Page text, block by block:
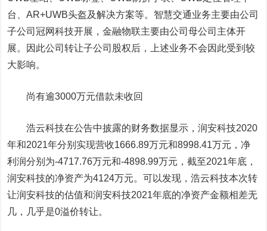
台、AR+UWB头盔及解决方案等。智慧交通业务主要由公司
子公司冠网科技开展，金融物联主要由公司母公司主体开
展。因此公司转让子公司股权后，上述业务不会因此受到较
大影响。
尚有逾3000万元借款未收回
浩云科技在公告中披露的财务数据显示，润安科技2020
年和2021年分别实现营收1666.89万元和8998.41万元，净
利润分别为-4717.76万元和-4898.99万元，截至2021年底，
润安科技的净资产为4124万元。可以发现，浩云科技本次转
让润安科技的估值和润安科技2021年底的净资产金额相差无
几，几乎是0溢价转让。